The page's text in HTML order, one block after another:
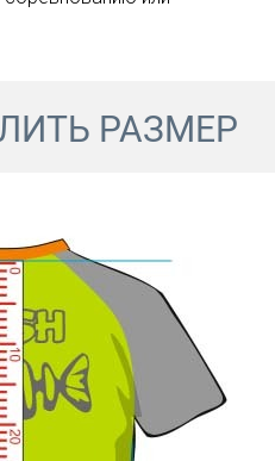
РАЗМЕР